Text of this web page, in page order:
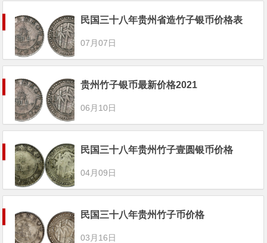
民国三十八年贵州省造竹子银币价格表
07月07日
贵州竹子银币最新价格2021
06月10日
民国三十八年贵州竹子壹圆银币价格
04月09日
民国三十八年贵州竹子币价格
03月16日